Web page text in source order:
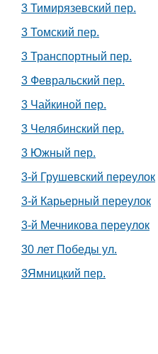
3 Тимирязевский пер.
3 Томский пер.
3 Транспортный пер.
3 Февральский пер.
3 Чайкиной пер.
3 Челябинский пер.
3 Южный пер.
3-й Грушевский переулок
3-й Карьерный переулок
3-й Мечникова переулок
30 лет Победы ул.
3Ямницкий пер.